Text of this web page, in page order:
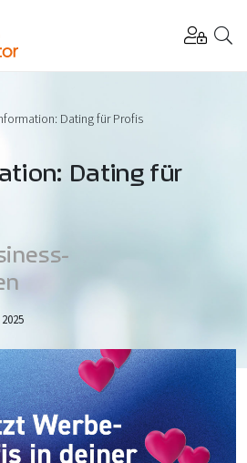
Dating für Profis
Dating für